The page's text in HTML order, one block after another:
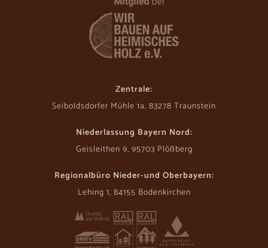
Zentrale:
Seiboldsdorfer Mühle 1a, 83278 Traunstein
Niederlassung Bayern Nord:
Geisleithen 9, 95703 Plößberg
Regionalbüro Nieder-und Oberbayern:
Lehing 1, 84155 Bodenkirchen